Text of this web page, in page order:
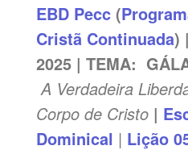
EBD Pecc(
Cristã Continuada)
2025 | TEMA:
A Verdadeira
Corpo de Cristo |
Dominical | Lição